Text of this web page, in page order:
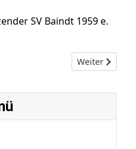
SV Baindt 1959 e.
zur Nächster
Weiter